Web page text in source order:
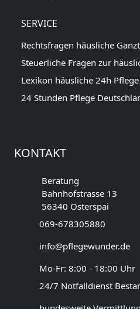
SERVICE
Rechtsfragen häusliche
Steuerliche Fragen zur
Lexikon häusliche 24h Pflege
24 Stunden Pflege
KONTAKT
Beratung
Bahnhofstrasse 13
56340 Osterspai
069-678305880
info@pflegewunder.de
Mo-Fr: 8:00 - 18:00 Uhr
24/7 Notfalldienst